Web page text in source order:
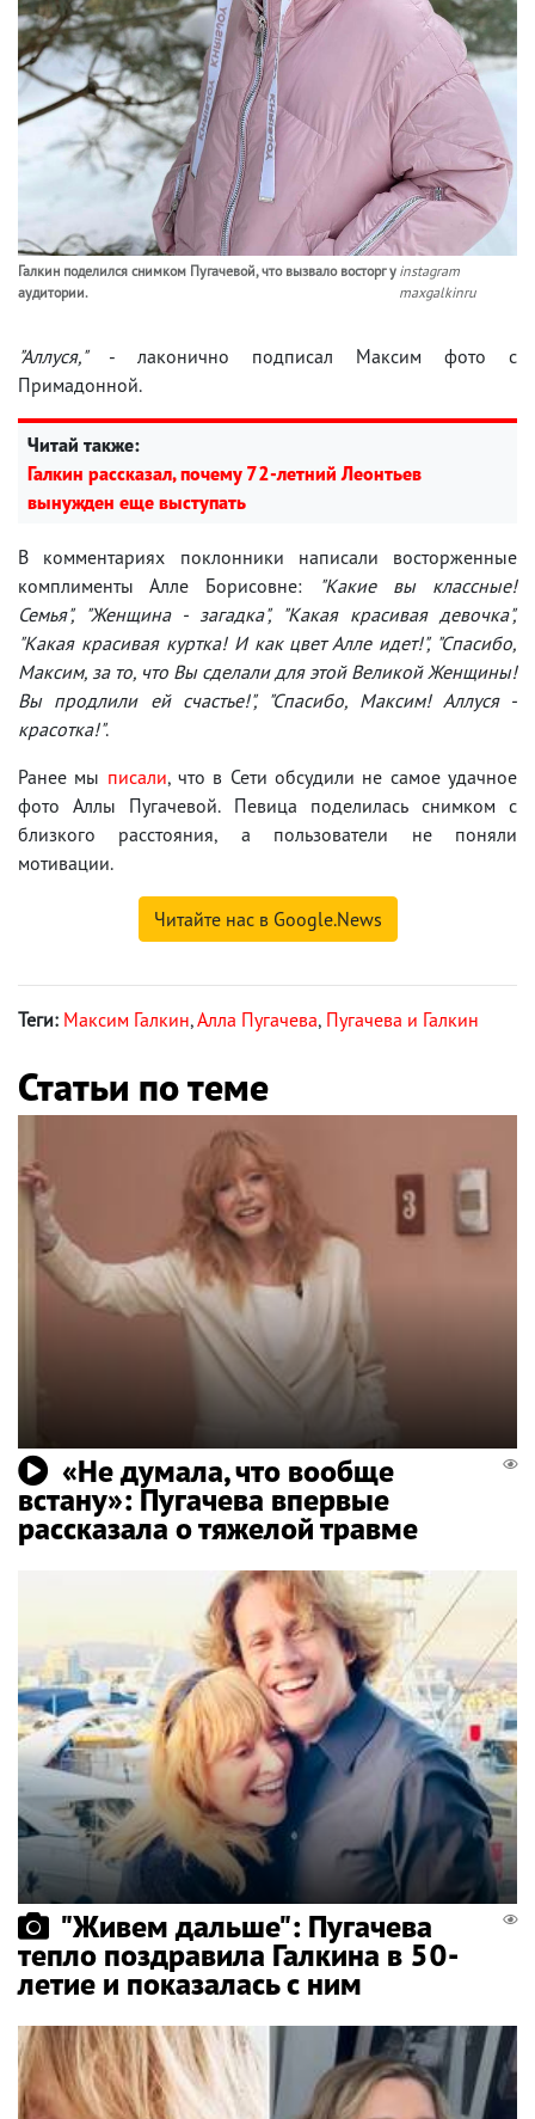
Галкин поделился снимком Пугачевой, что вызвало восторг у
аудитории.
instagram
maxgalkinru
"Аллуся,"- лаконично подписал Максим фото с
Примадонной.
Читай также:
Галкин рассказал, почему 72-летний Леонтьев
вынужден еще выступать
В комментариях поклонники написали восторженные
комплименты Алле Борисовне:
"Какие вы классные!
Семья", "Женщина - загадка", "Какая красивая девочка",
"Какая красивая куртка! И как цвет Алле идет!", "Спасибо,
Максим, за то, что Вы сделали для этой Великой Женщины!
Вы продлили ей счастье!", "Спасибо, Максим! Аллуся -
красотка!".
Ранее мы писали, что в Сети обсудили не самое удачное
фото Аллы Пугачевой. Певица поделилась снимком с
близкого расстояния, а пользователи не поняли
мотивации.
Читайте нас в Google.News
Теги: Максим Галкин,Алла Пугачева, Пугачева и Галкин
Статьи по теме
«Не думала, что вообще
встану»: Пугачева впервые
рассказала о тяжелой травме
"Живем дальше": Пугачева
тепло поздравила Галкина в 50-
летие и показалась с ним